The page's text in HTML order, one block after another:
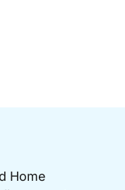
Home